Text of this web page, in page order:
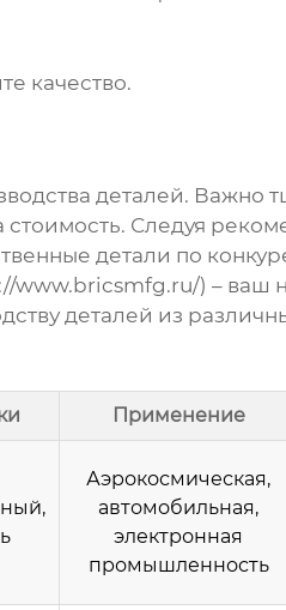
качество.
деталей. Важно
стоимость. Следуя
детали по
www.bricsmfg.ru/) – ваш
деталей из
Применение
Аэрокосмическая,
автомобильная,
электронная
промышленность